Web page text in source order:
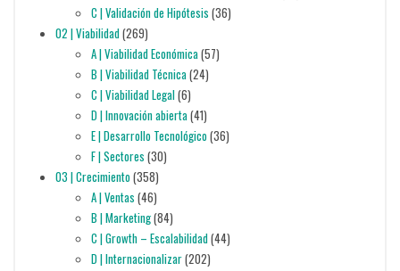
C | Validación de Hipótesis (36)
02 | Viabilidad(269)
A | Viabilidad Económica(57)
B | Viabilidad Técnica(24)
C | Viabilidad Legal(6)
D | Innovación abierta(41)
E | Desarrollo Tecnológico(36)
F | Sectores (30)
03 | Crecimiento(358)
A | Ventas (46)
B | Marketing(84)
C | Growth – Escalabilidad(44)
D | Internacionalizar(202)